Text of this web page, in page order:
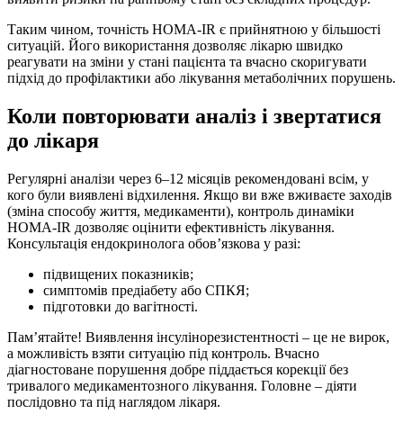
Таким чином, точність HOMA‑IR є прийнятною у більшості
ситуацій. Його використання дозволяє лікарю швидко
реагувати на зміни у стані пацієнта та вчасно скоригувати
підхід до профілактики або лікування метаболічних порушень.
Коли повторювати аналіз і звертатися
до лікаря
Регулярні аналізи через 6–12 місяців рекомендовані всім, у
кого були виявлені відхилення. Якщо ви вже вживаєте заходів
(зміна способу життя, медикаменти), контроль динаміки
HOMA‑IR дозволяє оцінити ефективність лікування.
Консультація ендокринолога обов’язкова у разі:
підвищених показників;
симптомів предіабету або СПКЯ;
підготовки до вагітності.
Пам’ятайте! Виявлення інсулінорезистентності – це не вирок,
а можливість взяти ситуацію під контроль. Вчасно
діагностоване порушення добре піддається корекції без
тривалого медикаментозного лікування. Головне – діяти
послідовно та під наглядом лікаря.